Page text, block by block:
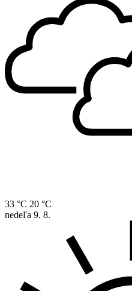
33 °C 20 °C
nedeľa 9. 8.